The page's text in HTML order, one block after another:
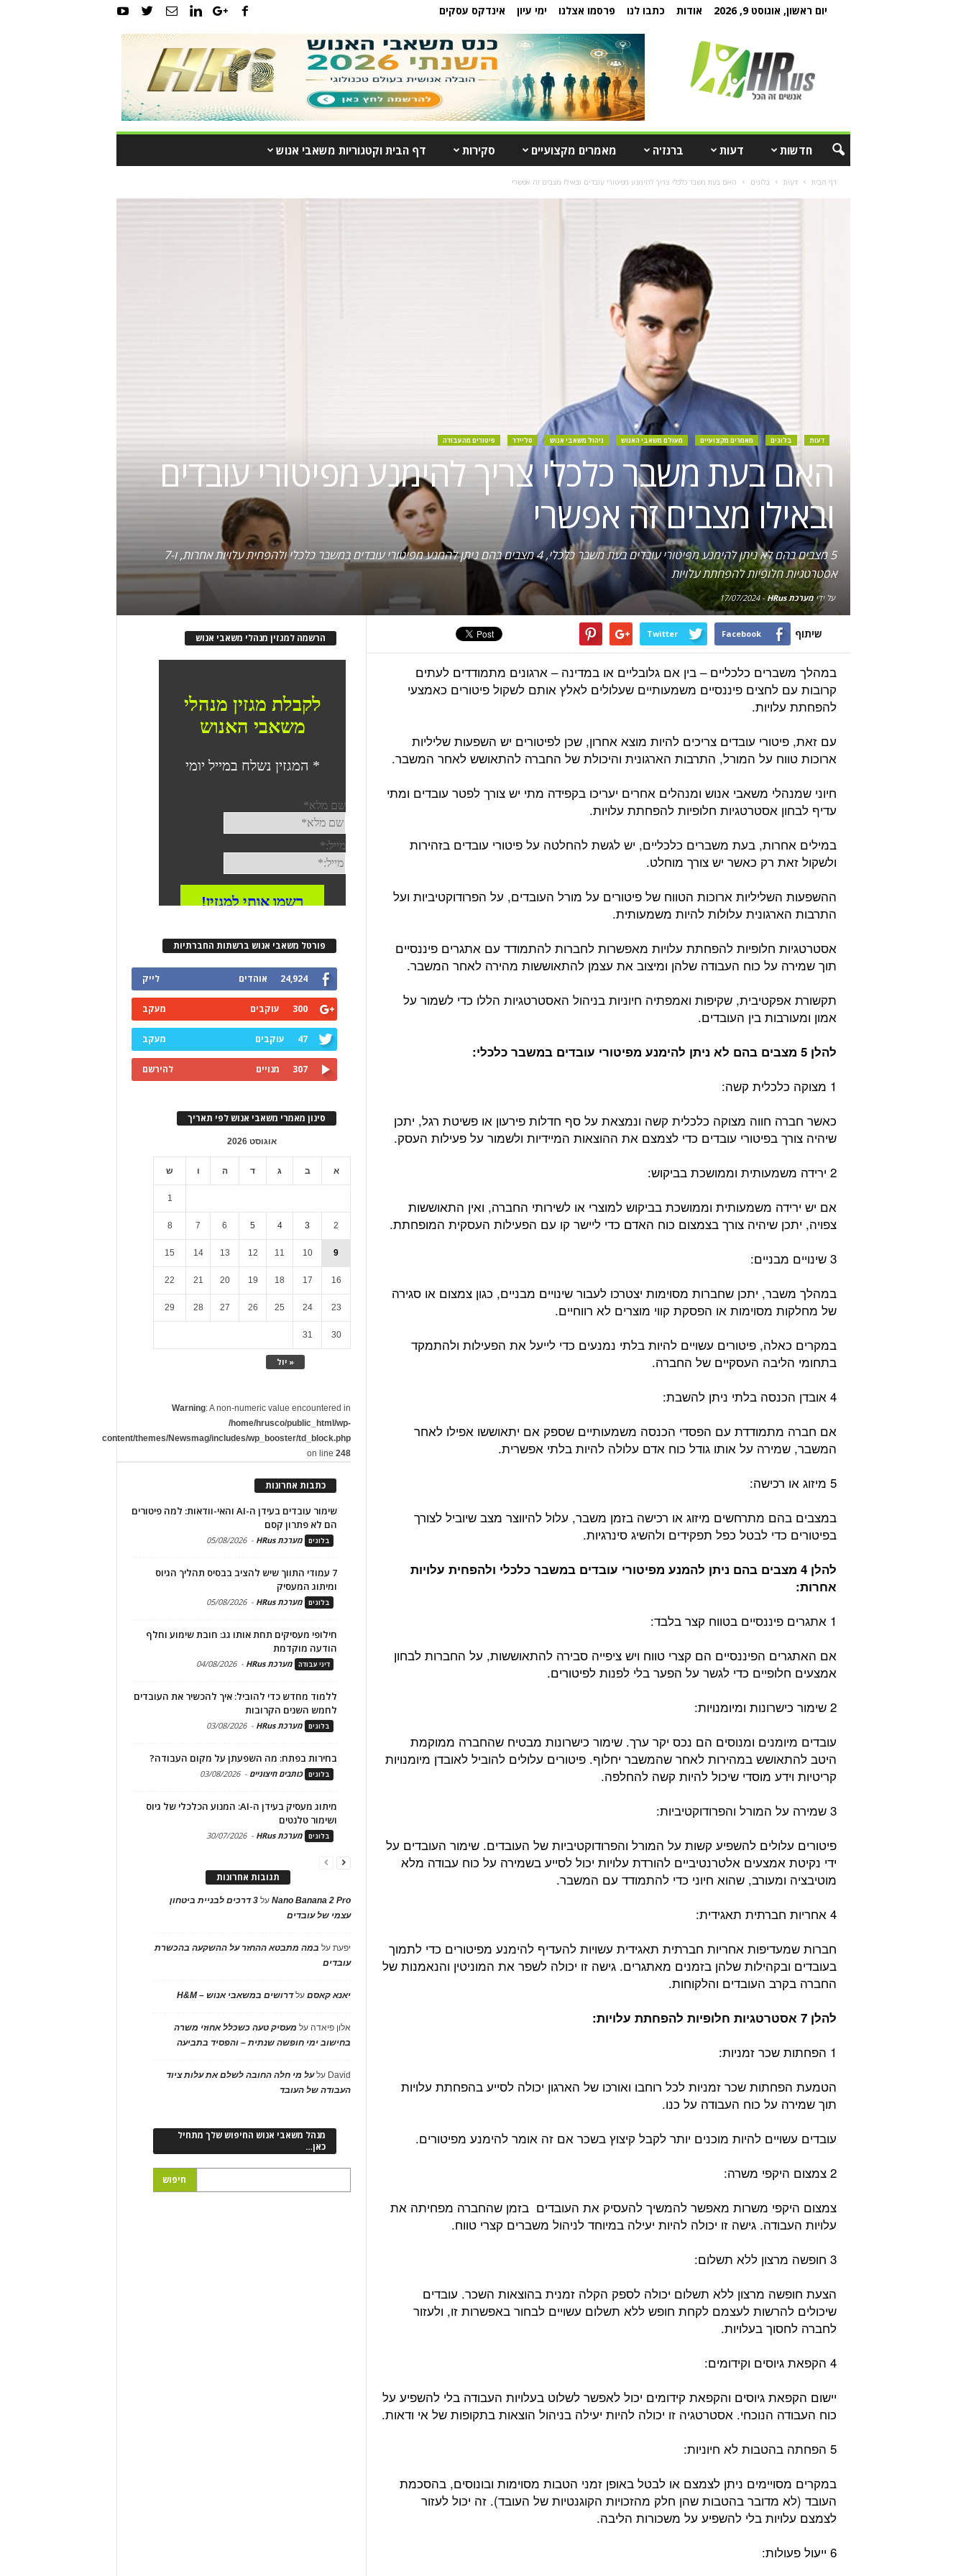
יום ראשון, אוגוסט 9, 2026 אודות כתבו לנו פרסמו אצלנו ימי עיון אינדקס עסקים
חדשות דעות ברנז'ה מאמרים מקצועיים סקירות דף הבית וקטגוריות משאבי אנוש
דף הבית דעות בלוגים האם בעת משבר כלכלי צריך להימנע מפיטורי עובדים ובאילו מצבים זה אפשרי
דעות בלוגים מאמרים מקצועיים מעולם משאבי האנוש ניהול משאבי אנוש סליידר פיטורים מהעבודה
האם בעת משבר כלכלי צריך להימנע מפיטורי עובדים
ובאילו מצבים זה אפשרי
5 מצבים בהם לא ניתן להימנע מפיטורי עובדים בעת משבר כלכלי, 4 מצבים בהם ניתן להמנע מפיטורי עובדים במשבר כלכלי ולהפחית עלויות אחרות, ו-7
אסטרטגיות חלופיות להפחתת עלויות
על ידימערכת HRus -
17/07/2024
שיתוף Facebook
Twitter
במהלך משברים כלכליים – בין אם גלובליים או במדינה – ארגונים מתמודדים לעתים
קרובות עם לחצים פיננסיים משמעותיים שעלולים לאלץ אותם לשקול פיטורים כאמצעי
להפחתת עלויות.
עם זאת, פיטורי עובדים צריכים להיות מוצא אחרון, שכן לפיטורים יש השפעות שליליות
ארוכות טווח על המורל, התרבות הארגונית והיכולת של החברה להתאושש לאחר המשבר.
חיוני שמנהלי משאבי אנוש ומנהלים אחרים יעריכו בקפידה מתי יש צורך לפטר עובדים ומתי
עדיף לבחון אסטרטגיות חלופיות להפחתת עלויות.
במילים אחרות, בעת משברים כלכליים, יש לגשת להחלטה על פיטורי עובדים בזהירות
ולשקול זאת רק כאשר יש צורך מוחלט.
ההשפעות השליליות ארוכות הטווח של פיטורים על מורל העובדים, על הפרודוקטיביות ועל
התרבות הארגונית עלולות להיות משמעותית.
אסטרטגיות חלופיות להפחתת עלויות מאפשרות לחברות להתמודד עם אתגרים פיננסיים
תוך שמירה על כוח העבודה שלהן ומיצוב את עצמן להתאוששות מהירה לאחר המשבר.
תקשורת אפקטיבית, שקיפות ואמפתיה חיוניות בניהול האסטרטגיות הללו כדי לשמור על
אמון ומעורבות בין העובדים.
להלן 5 מצבים בהם לא ניתן להימנע מפיטורי עובדים במשבר כלכלי:
1 מצוקה כלכלית קשה:
כאשר חברה חווה מצוקה כלכלית קשה ונמצאת על סף חדלות פירעון או פשיטת רגל, יתכן
שיהיה צורך בפיטורי עובדים כדי לצמצם את ההוצאות המיידיות ולשמור על פעילות העסק.
2 ירידה משמעותית וממושכת בביקוש:
אם יש ירידה משמעותית וממושכת בביקוש למוצרי או לשירותי החברה, ואין התאוששות
צפויה, יתכן שיהיה צורך בצמצום כוח האדם כדי ליישר קו עם הפעילות העסקית המופחתת.
3 שינויים מבניים:
במהלך משבר, יתכן שחברות מסוימות יצטרכו לעבור שינויים מבניים, כגון צמצום או סגירה
של מחלקות מסוימות או הפסקת קווי מוצרים לא רווחיים.
במקרים כאלה, פיטורים עשויים להיות בלתי נמנעים כדי לייעל את הפעילות ולהתמקד
בתחומי הליבה העסקיים של החברה.
4 אובדן הכנסה בלתי ניתן להשבת:
אם חברה מתמודדת עם הפסדי הכנסה משמעותיים שספק אם יתאוששו אפילו לאחר
המשבר, שמירה על אותו גודל כוח אדם עלולה להיות בלתי אפשרית.
5 מיזוג או רכישה:
במצבים בהם מתרחשים מיזוג או רכישה בזמן משבר, עלול להיווצר מצב שיוביל לצורך
בפיטורים כדי לבטל כפל תפקידים ולהשיג סינרגיות.
להלן 4 מצבים בהם ניתן להמנע מפיטורי עובדים במשבר כלכלי
ולהפחית עלויות
אחרות:
1 אתגרים פיננסיים בטווח קצר בלבד:
אם האתגרים הפיננסיים הם קצרי טווח ויש ציפייה סבירה להתאוששות, על החברות לבחון
אמצעים חלופיים כדי לגשר על הפער בלי לפנות לפיטורים.
2 שימור כישרונות ומיומנויות:
עובדים מיומנים ומנוסים הם נכס יקר ערך. שימור כישרונות מבטיח שהחברה ממוקמת
היטב להתאושש במהירות לאחר שהמשבר יחלוף. פיטורים עלולים להוביל לאובדן מיומנויות
קריטיות וידע מוסדי שיכול להיות קשה להחלפה.
3 שמירה על המורל והפרודוקטיביות:
פיטורים עלולים להשפיע קשות על המורל והפרודוקטיביות של העובדים. שימור העובדים על
ידי נקיטת אמצעים אלטרנטיביים להורדת עלויות יכול לסייע בשמירה על כוח עבודה מלא
מוטיבציה ומעורב, שהוא חיוני כדי להתמודד עם המשבר.
4 אחריות חברתית תאגידית:
חברות שמעדיפות אחריות חברתית תאגידית עשויות להעדיף להימנע מפיטורים כדי לתמוך
בעובדים ובקהילות שלהן בזמנים מאתגרים. גישה זו יכולה לשפר את המוניטין והנאמנות של
החברה בקרב העובדים והלקוחות.
להלן 7 אסטרטגיות חלופיות להפחתת עלויות:
1 הפחתות שכר זמניות:
הטמעת הפחתות שכר זמניות לכל רוחבו ואורכו של הארגון יכולה לסייע בהפחתת עלויות
תוך שמירה על כוח העבודה על כנו.
עובדים עשויים להיות מוכנים יותר לקבל קיצוץ בשכר אם זה אומר להימנע מפיטורים.
2 צמצום היקפי משרה:
צמצום היקפי משרות מאפשר להמשיך להעסיק את העובדים בזמן שהחברה מפחיתה את
עלויות העבודה. גישה זו יכולה להיות יעילה במיוחד לניהול משברים קצרי טווח.
3 חופשה מרצון ללא תשלום:
הצעת חופשה מרצון ללא תשלום יכולה לספק הקלה זמנית בהוצאות השכר. עובדים
שיכולים להרשות לעצמם לקחת חופש ללא תשלום עשויים לבחור באפשרות זו, ולעזור
לחברה לחסוך בעלויות.
4 הקפאת גיוסים וקידומים:
יישום הקפאת גיוסים והקפאת קידומים יכול לאפשר לשלוט בעלויות העבודה בלי להשפיע על
כוח העבודה הנוכחי. אסטרטגיה זו יכולה להיות יעילה בניהול הוצאות בתקופות של אי ודאות.
5 הפחתה בהטבות לא חיוניות:
במקרים מסויימים ניתן לצמצם או לבטל באופן זמני הטבות מסוימות ובונוסים, בהסכמת
העובד (לא מדובר בהטבות שהן חלק מהזכויות הקוגנטיות של העובד). זה יכול לעזור
לצמצם עלויות בלי להשפיע על משכורות הליבה.
6 ייעול פעולות:
הרשמה למגזין מנהלי משאבי אנוש
פורטל משאבי אנוש ברשתות החברתיות
24,924 אוהדים לייק
300 עוקבים מעקב
47 עוקבים מעקב
307 מנויים להירשם
סינון מאמרי משאבי אנוש לפי תאריך
אוגוסט 2026
א ב ג ד ה ו ש
« יול
1
2
3
4
5
6
7
8
9
10
11
12
13
14
15
16
17
18
19
20
21
22
23
24
25
26
27
28
29
30
31
Warning: A non-numeric value encountered in
/home/hrusco/public_html/wp-
content/themes/Newsmag/includes/wp_booster/td_block.php
on line248
כתבות אחרונות
שימור עובדים בעידן ה-AI והאי-וודאות: למה פיטורים
הם לא פתרון קסם
בלוגים מערכת HRus -
05/08/2026
7 עמודי התווך שיש להציב בבסיס תהליך הגיוס
ומיתוג המעסיק
בלוגים מערכת HRus -
05/08/2026
חילופי מעסיקים תחת אותו גג: חובת שימוע וחלף
הודעה מוקדמת
דיני עבודה מערכת HRus -
04/08/2026
ללמוד מחדש כדי להוביל: איך להכשיר את העובדים
לחמש השנים הקרובות
בלוגים מערכת HRus -
03/08/2026
בחירות בפתח: מה השפעתן על מקום העבודה?
בלוגים כותבים חיצוניים -
03/08/2026
מיתוג מעסיק בעידן ה-AI: המנוע הכלכלי של גיוס
ושימור טלנטים
בלוגים מערכת HRus -
30/07/2026
תגובות אחרונות
Nano Banana 2 Proעל
3 דרכים לבניית ביטחון
עצמי של עובדים
יפעתעל במה מתבטא ההחזר על ההשקעה בהכשרת
עובדים
יאנא קאסםעלדרושים במשאבי אנוש – H&M
אלון פיאדה על מעסיק טעה כשכלל אחוזי משרה
בחישוב ימי חופשה שנתית – והפסיד בתביעה
David עלעל מי חלה החובה לשלם את עלות ציוד
העבודה של העובד
מנהל משאבי אנוש החיפוש שלך מתחיל
כאן…